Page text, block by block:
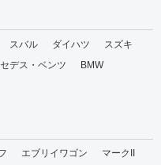
スバル ダイハツ
スズキ
デス・ベンツ
BMW
エブリイワゴン
マークII